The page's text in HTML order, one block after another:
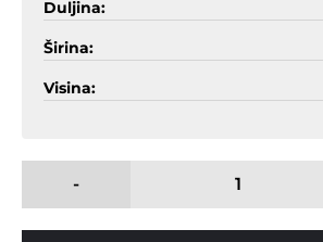
Duljina:
Širina:
Visina:
-